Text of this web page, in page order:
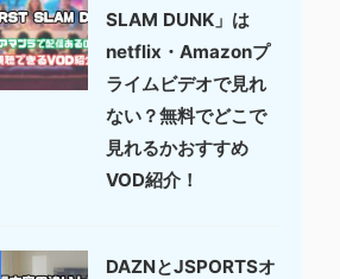
SLAM DUNK」は
netflix・Amazonプ
ライムビデオで見れ
ない？無料でどこで
見れるかおすすめ
VOD紹介！
DAZNとJSPORTSオ